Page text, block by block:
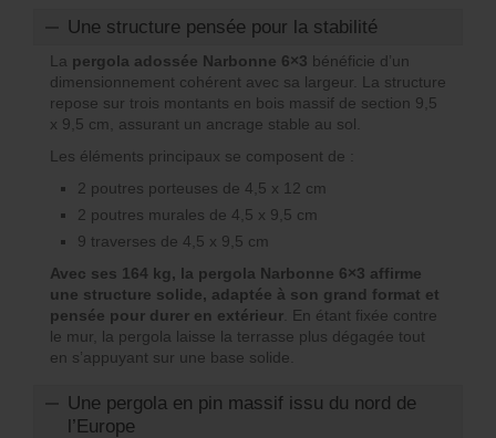
Une structure pensée pour la stabilité
La pergola adossée Narbonne 6×3 bénéficie d’un
dimensionnement cohérent avec sa largeur. La structure
repose sur trois montants en bois massif de section 9,5
x 9,5 cm, assurant un ancrage stable au sol.
Les éléments principaux se composent de :
2 poutres porteuses de 4,5 x 12 cm
2 poutres murales de 4,5 x 9,5 cm
9 traverses de 4,5 x 9,5 cm
Avec ses 164 kg, la pergola Narbonne 6×3 affirme
une structure solide, adaptée à son grand format et
pensée pour durer en extérieur . En étant fixée contre
le mur, la pergola laisse la terrasse plus dégagée tout
en s’appuyant sur une base solide.
Une pergola en pin massif issu du nord de
l’Europe